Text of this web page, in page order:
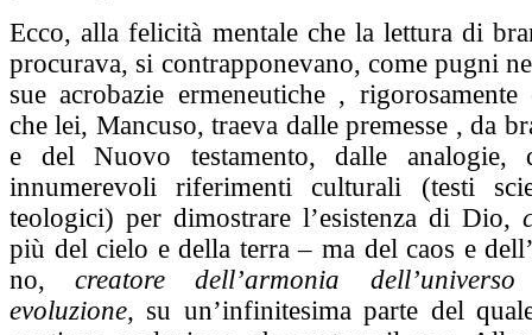
Ecco, alla felicità mentale che la lettura di
procurava, si contrapponevano, come pugni
sue acrobazie ermeneutiche , rigorosamente
che lei, Mancuso, traeva dalle premesse , da
e del Nuovo testamento, dalle analogie,
innumerevoli riferimenti culturali (testi
teologici) per dimostrare l’esistenza di Dio,
più del cielo e della terra – ma del caos e
no,creatore dell’armonia
evoluzione, su un’infinitesima parte del